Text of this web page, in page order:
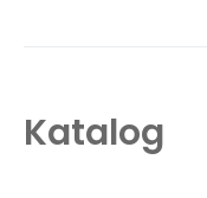
Katalog